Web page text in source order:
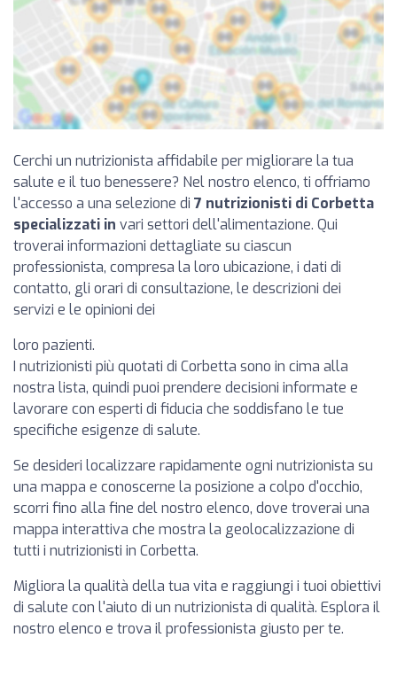
Cerchi un nutrizionista affidabile per migliorare la tua
salute e il tuo benessere? Nel nostro elenco, ti offriamo
l'accesso a una selezione di 7 nutrizionisti di Corbetta
specializzati in vari settori dell'alimentazione. Qui
troverai informazioni dettagliate su ciascun
professionista, compresa la loro ubicazione, i dati di
contatto, gli orari di consultazione, le descrizioni dei
servizi e le opinioni dei
loro pazienti.
I nutrizionisti più quotati di Corbetta sono in cima alla
nostra lista, quindi puoi prendere decisioni informate e
lavorare con esperti di fiducia che soddisfano le tue
specifiche esigenze di salute.
Se desideri localizzare rapidamente ogni nutrizionista su
una mappa e conoscerne la posizione a colpo d'occhio,
scorri fino alla fine del nostro elenco, dove troverai una
mappa interattiva che mostra la geolocalizzazione di
tutti i nutrizionisti in Corbetta.
Migliora la qualità della tua vita e raggiungi i tuoi obiettivi
di salute con l'aiuto di un nutrizionista di qualità. Esplora il
nostro elenco e trova il professionista giusto per te.